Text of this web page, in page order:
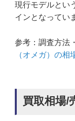
現行モデルとい
インとなってい
参考：調査方法
（オメガ）の相
買取相場/